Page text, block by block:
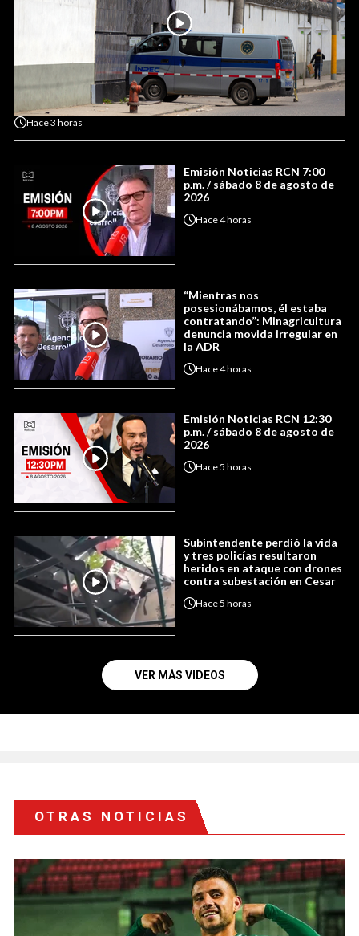
Hace3 horas
Emisión Noticias RCN 7:00
p.m. / sábado 8 de agosto de
2026
Hace4 horas
“Mientras nos
posesionábamos, él estaba
contratando”: Minagricultura
denuncia movida irregular en
la ADR
Hace4 horas
Emisión Noticias RCN 12:30
p.m. / sábado 8 de agosto de
2026
Hace5 horas
Subintendente perdió la vida
y tres policías resultaron
heridos en ataque con drones
contra subestación en Cesar
Hace5 horas
VER MÁS VIDEOS
OTRAS NOTICIAS